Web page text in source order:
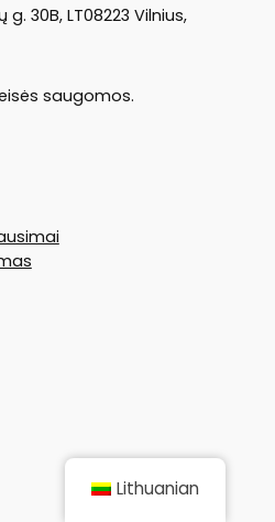
30B, LT08223 Vilnius,
saugomos.
Lithuanian